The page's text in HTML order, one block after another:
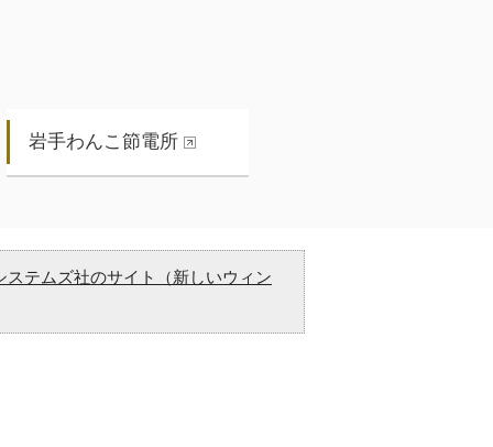
岩手わんこ節電所
ステムズ社のサイト（新しいウィン